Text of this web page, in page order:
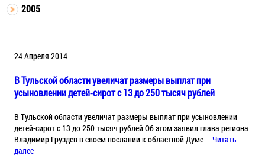
2005
24 Апреля 2014
В Тульской области увеличат размеры выплат при
усыновлении детей-сирот с 13 до 250 тысяч рублей
В Тульской области увеличат размеры выплат при усыновлении
детей-сирот с 13 до 250 тысяч рублей Об этом заявил глава региона
Владимир Груздев в своем послании к областной Думе
Читать
далее